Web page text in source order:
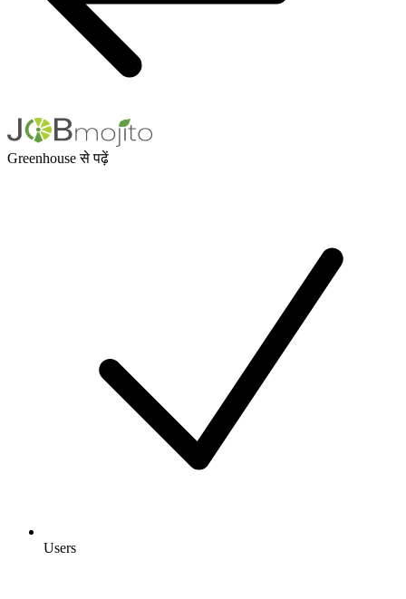
Greenhouse से पढ़ें
Users